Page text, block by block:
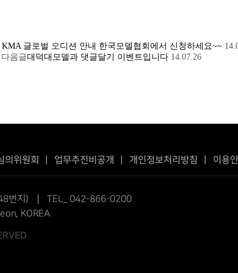
KMA 글로벌 오디션 안내 한국모델협회에서 신청하세요~~
다음글대덕대모델과 댓글달기 이벤트입니다 14.07.26
의위원회 업무추진비공개 개인정보처리방침 이용
번지)
TEL_ 042-866-0200
KOREA